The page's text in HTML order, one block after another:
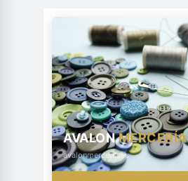
AVALONMERCERÍA
avalonmerceria.es